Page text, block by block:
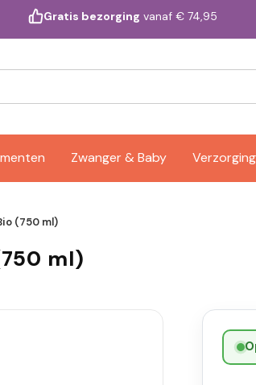
Gratis bezorging vanaf € 74,95
Zwanger & Baby Verzorging
(750 ml)
ml)